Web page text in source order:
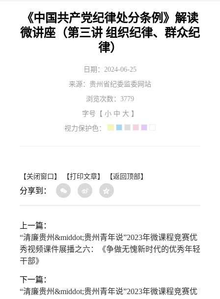
《中国共产党纪律处分条例》解读
微讲座（第三讲 组织纪律、群众纪
律）
日期：2024-06-25
来源：贵州省纪委监委网站
浏览次数： 3779
字号【 小 中 大 】
视力保护色：
【关闭窗口】 【打印文章】 【返回顶部】
分享到：
上一篇：
“清廉贵州&middot;贵州青年说”2023年微课程竞赛优
秀视频课件展播之六：《争做无愧新时代的优秀年轻
干部》
下一篇：
“清廉贵州&middot;贵州青年说”2023年微课程竞赛优